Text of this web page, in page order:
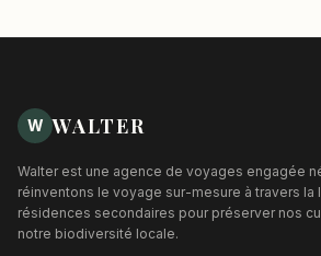
W WALTER
Walter est une agence de voyages engagée
réinventons le voyage sur-mesure à travers la
résidences secondaires pour préserver nos
notre biodiversité locale.